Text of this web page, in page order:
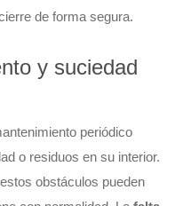
de forma segura.
y suciedad
periódico
o residuos en su interior.
obstáculos pueden